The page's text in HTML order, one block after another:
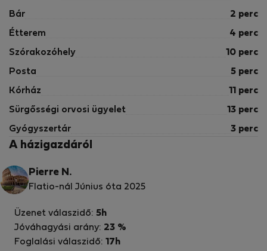
Bár 2 perc
Étterem 4 perc
Szórakozóhely 10 perc
Posta 5 perc
Kórház 11 perc
Sürgősségi orvosi ügyelet 13 perc
Gyógyszertár 3 perc
A házigazdáról
Pierre N.
Flatio-nál Június óta 2025
Üzenet válaszidő: 5h
Jóváhagyási arány: 23 %
Foglalási válaszidő: 17h